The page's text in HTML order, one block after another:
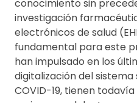
conocimiento sin
investigación
electrónicos de salud
fundamental para este
han impulsado en los
digitalización del
COVID-19, tienen